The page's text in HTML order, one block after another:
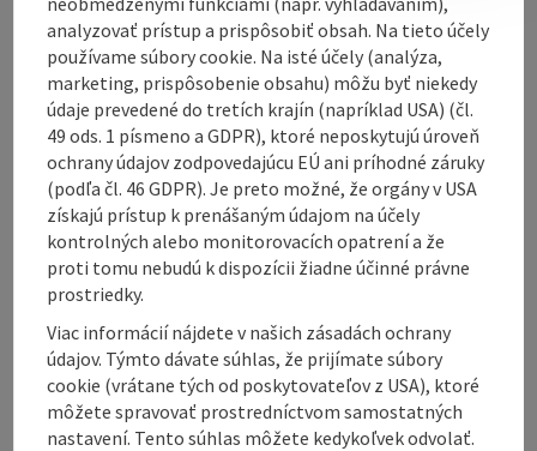
Contact
Arrival
Accessibility
Create PDF Nearby
analyzovať prístup a prispôsobiť obsah. Na tieto účely
používame súbory cookie. Na isté účely (analýza,
marketing, prispôsobenie obsahu) môžu byť niekedy
údaje prevedené do tretích krajín (napríklad USA) (čl.
49 ods. 1 písmeno a GDPR), ktoré neposkytujú úroveň
ochrany údajov zodpovedajúcu EÚ ani príhodné záruky
(podľa čl. 46 GDPR). Je preto možné, že orgány v USA
získajú prístup k prenášaným údajom na účely
kontrolných alebo monitorovacích opatrení a že
proti tomu nebudú k dispozícii žiadne účinné právne
prostriedky.
Viac informácií nájdete v našich zásadách ochrany
údajov. Týmto dávate súhlas, že prijímate súbory
cookie (vrátane tých od poskytovateľov z USA), ktoré
môžete spravovať prostredníctvom samostatných
nastavení. Tento súhlas môžete kedykoľvek odvolať.